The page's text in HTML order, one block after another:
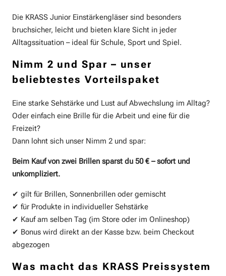
Die KRASS Junior Einstärkengläser sind besonders
bruchsicher, leicht und bieten klare Sicht in jeder
Alltagssituation – ideal für Schule, Sport und Spiel.
Nimm 2 und Spar – unser
beliebtestes Vorteilspaket
Eine starke Sehstärke und Lust auf Abwechslung im Alltag?
Oder einfach eine Brille für die Arbeit und eine für die
Freizeit?
Dann lohnt sich unser Nimm 2 und spar:
Beim Kauf von zwei Brillen sparst du 50 € – sofort und
unkompliziert.
✔ gilt für Brillen, Sonnenbrillen oder gemischt
✔ für Produkte in individueller Sehstärke
✔ Kauf am selben Tag (im Store oder im Onlineshop)
✔ Bonus wird direkt an der Kasse bzw. beim Checkout
abgezogen
Was macht das KRASS Preissystem